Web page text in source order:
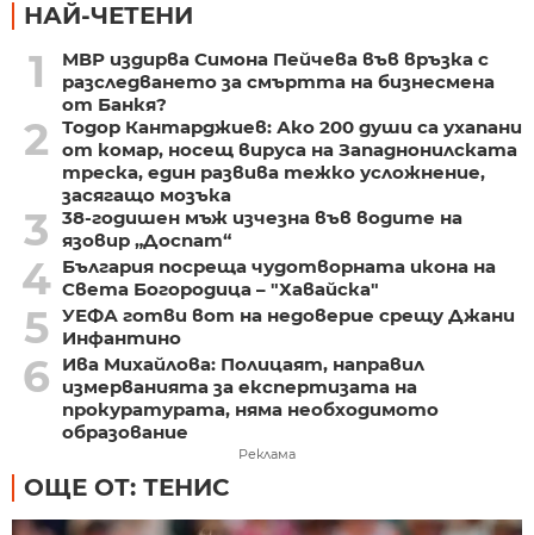
НАЙ-ЧЕТЕНИ
1
МВР издирва Симона Пейчева във връзка с
разследването за смъртта на бизнесмена
от Банкя?
2
Тодор Кантарджиев: Ако 200 души са ухапани
от комар, носещ вируса на Западнонилската
треска, един развива тежко усложнение,
засягащо мозъка
3
38-годишен мъж изчезна във водите на
язовир „Доспат“
4 България посреща чудотворната икона на
Света Богородица – "Хавайска"
5 УЕФА готви вот на недоверие срещу Джани
Инфантино
6
Ива Михайлова: Полицаят, направил
измерванията за експертизата на
прокуратурата, няма необходимото
образование
Реклама
ОЩЕ ОТ: ТЕНИС